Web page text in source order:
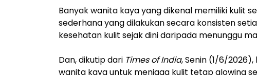
Banyak wanita kaya yang dikenal memiliki kulit
sederhana yang dilakukan secara konsisten
kesehatan kulit sejak dini daripada menunggu
Dan, dikutip dari Times of India, Senin (1/6/
wanita kaya untuk menjaga kulit tetap glowing